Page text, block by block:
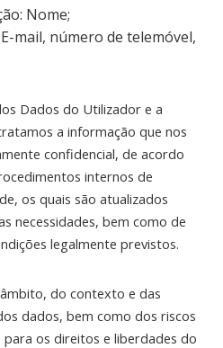
Nome;
mail, número de telemóvel,
Dados do Utilizador e a
a informação que nos
confidencial, de acordo
internos de
os quais são atualizados
necessidades, bem como de
legalmente previstos.
do contexto e das
dados, bem como dos riscos
os direitos e liberdades do